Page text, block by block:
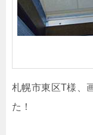
札幌市東区T様、
た！